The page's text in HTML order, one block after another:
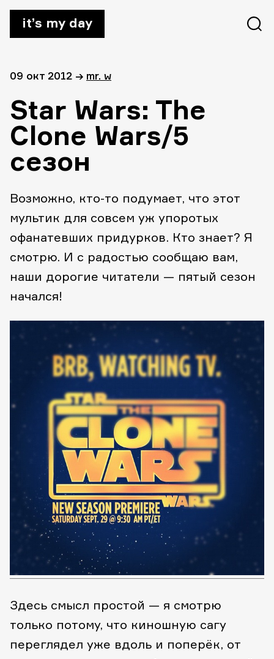
it’s my day
09 окт 2012 → mr. w
Star Wars: The
Clone Wars/5
сезон
Возможно, кто-то подумает, что этот
мультик для совсем уж упоротых
офанатевших придурков. Кто знает? Я
смотрю. И с радостью сообщаю вам,
наши дорогие читатели — пятый сезон
начался!
Здесь смысл простой — я смотрю
только потому, что киношную сагу
переглядел уже вдоль и поперёк, от